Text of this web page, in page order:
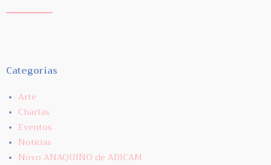
Categorías
Arte
Charlas
Eventos
Noticias
Novo ANAQUIÑO de ADICAM